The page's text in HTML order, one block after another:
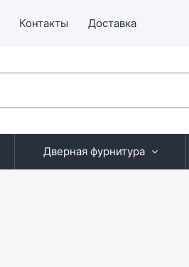
Контакты Доставка
Дверная фурнитура